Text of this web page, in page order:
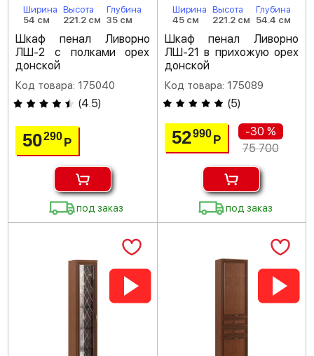
Ширина
54 см
Высота
221.2 см
Глубина
35 см
Шкаф пенал Ливорно
ЛШ-2 с полками орех
донской
Код товара: 175040
(4.5)
50290Р
под заказ
Ширина
45 см
Высота
221.2 см
Глубина
54.4 см
Шкаф пенал Ливорно
ЛШ-21 в прихожую орех
донской
Код товара: 175089
(5)
52990 Р
-30 %
75 700
под заказ